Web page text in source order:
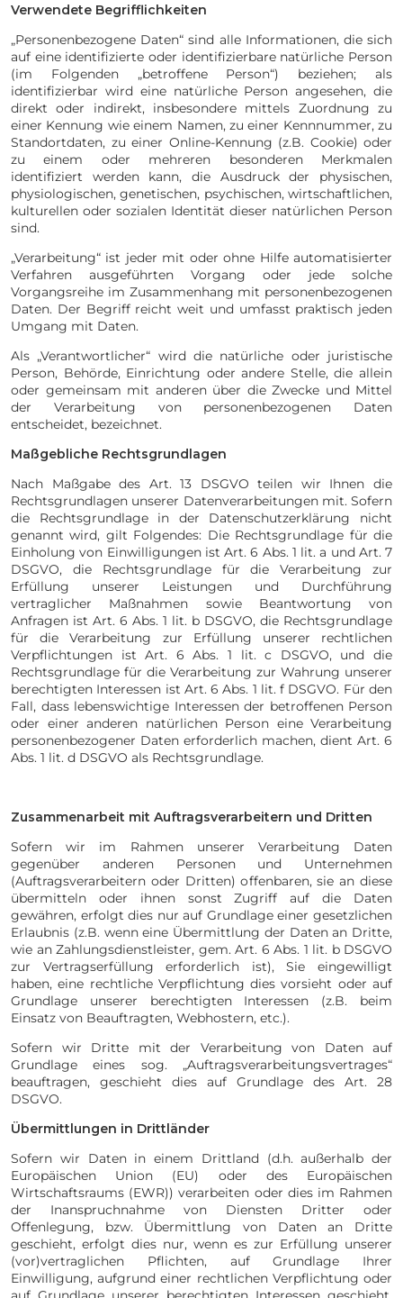
Verwendete Begrifflichkeiten
„Personenbezogene Daten“ sind alle Informationen, die sich
auf eine identifizierte oder identifizierbare natürliche Person
(im Folgenden „betroffene Person“) beziehen; als
identifizierbar wird eine natürliche Person angesehen, die
direkt oder indirekt, insbesondere mittels Zuordnung zu
einer Kennung wie einem Namen, zu einer Kennnummer, zu
Standortdaten, zu einer Online-Kennung (z.B. Cookie) oder
zu einem oder mehreren besonderen Merkmalen
identifiziert werden kann, die Ausdruck der physischen,
physiologischen, genetischen, psychischen, wirtschaftlichen,
kulturellen oder sozialen Identität dieser natürlichen Person
sind.
„Verarbeitung“ ist jeder mit oder ohne Hilfe automatisierter
Verfahren ausgeführten Vorgang oder jede solche
Vorgangsreihe im Zusammenhang mit personenbezogenen
Daten. Der Begriff reicht weit und umfasst praktisch jeden
Umgang mit Daten.
Als „Verantwortlicher“ wird die natürliche oder juristische
Person, Behörde, Einrichtung oder andere Stelle, die allein
oder gemeinsam mit anderen über die Zwecke und Mittel
der Verarbeitung von personenbezogenen Daten
entscheidet, bezeichnet.
Maßgebliche Rechtsgrundlagen
Nach Maßgabe des Art. 13 DSGVO teilen wir Ihnen die
Rechtsgrundlagen unserer Datenverarbeitungen mit. Sofern
die Rechtsgrundlage in der Datenschutzerklärung nicht
genannt wird, gilt Folgendes: Die Rechtsgrundlage für die
Einholung von Einwilligungen ist Art. 6 Abs. 1 lit. a und Art. 7
DSGVO, die Rechtsgrundlage für die Verarbeitung zur
Erfüllung unserer Leistungen und Durchführung
vertraglicher Maßnahmen sowie Beantwortung von
Anfragen ist Art. 6 Abs. 1 lit. b DSGVO, die Rechtsgrundlage
für die Verarbeitung zur Erfüllung unserer rechtlichen
Verpflichtungen ist Art. 6 Abs. 1 lit. c DSGVO, und die
Rechtsgrundlage für die Verarbeitung zur Wahrung unserer
berechtigten Interessen ist Art. 6 Abs. 1 lit. f DSGVO. Für den
Fall, dass lebenswichtige Interessen der betroffenen Person
oder einer anderen natürlichen Person eine Verarbeitung
personenbezogener Daten erforderlich machen, dient Art. 6
Abs. 1 lit. d DSGVO als Rechtsgrundlage.
Zusammenarbeit mit Auftragsverarbeitern und Dritten
Sofern wir im Rahmen unserer Verarbeitung Daten
gegenüber anderen Personen und Unternehmen
(Auftragsverarbeitern oder Dritten) offenbaren, sie an diese
übermitteln oder ihnen sonst Zugriff auf die Daten
gewähren, erfolgt dies nur auf Grundlage einer gesetzlichen
Erlaubnis (z.B. wenn eine Übermittlung der Daten an Dritte,
wie an Zahlungsdienstleister, gem. Art. 6 Abs. 1 lit. b DSGVO
zur Vertragserfüllung erforderlich ist), Sie eingewilligt
haben, eine rechtliche Verpflichtung dies vorsieht oder auf
Grundlage unserer berechtigten Interessen (z.B. beim
Einsatz von Beauftragten, Webhostern, etc.).
Sofern wir Dritte mit der Verarbeitung von Daten auf
Grundlage eines sog. „Auftragsverarbeitungsvertrages“
beauftragen, geschieht dies auf Grundlage des Art. 28
DSGVO.
Übermittlungen in Drittländer
Sofern wir Daten in einem Drittland (d.h. außerhalb der
Europäischen Union (EU) oder des Europäischen
Wirtschaftsraums (EWR)) verarbeiten oder dies im Rahmen
der Inanspruchnahme von Diensten Dritter oder
Offenlegung, bzw. Übermittlung von Daten an Dritte
geschieht, erfolgt dies nur, wenn es zur Erfüllung unserer
(vor)vertraglichen Pflichten, auf Grundlage Ihrer
Einwilligung, aufgrund einer rechtlichen Verpflichtung oder